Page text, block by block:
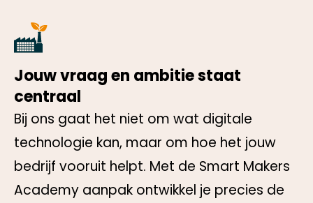
Jouw vraag en ambitie staat
centraal
Bij ons gaat het niet om wat digitale
technologie kan, maar om hoe het jouw
bedrijf vooruit helpt. Met de Smart Makers
Academy aanpak ontwikkel je precies de